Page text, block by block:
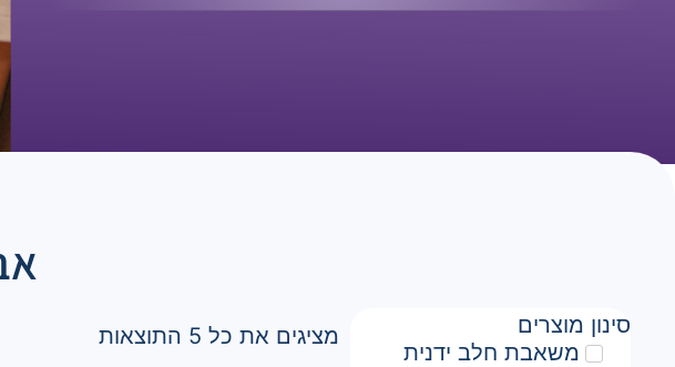
סינון מוצרים
משאבת חלב ידנית
מציגים את כל ⁦5⁩ התוצאות